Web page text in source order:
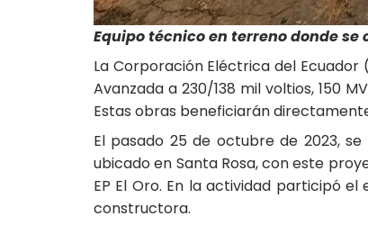
Equipo técnico en terreno donde
La Corporación Eléctrica del Ecuador
Avanzada a 230/138 mil voltios, 150
Estas obras beneficiarán
El pasado 25 de octubre de 2023,
ubicado en Santa Rosa, con este
EP El Oro. En la actividad participó
constructora.